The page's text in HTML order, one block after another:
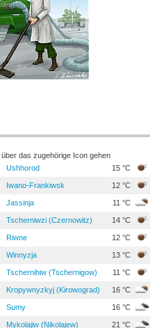
das zugehörige Icon gehen
Ushhorod 15 °C
Iwano-Frankiwsk 12 °C
Jassinja 11 °C
Tscherniwzi (Czernowitz) 14 °C
Riwne 12 °C
Winnyzja 13 °C
Tschernihiw (Tschernigow) 11 °C
Kropywnyzkyj (Kirowograd) 16 °C
Sumy 16 °C
Mykolajiw (Nikolajew) 21 °C